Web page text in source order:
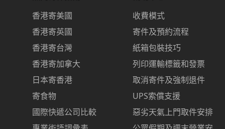
香港寄美國
香港寄英國
香港寄台灣
香港寄加拿大
日本寄香港
寄食物
國際快遞公司比較
收費模式
寄件及預約流程
紙箱包裝技巧
列印運輸標籤和發票
取消寄件及強制退件
UPS索償支援
惡劣天氣上門取件安排